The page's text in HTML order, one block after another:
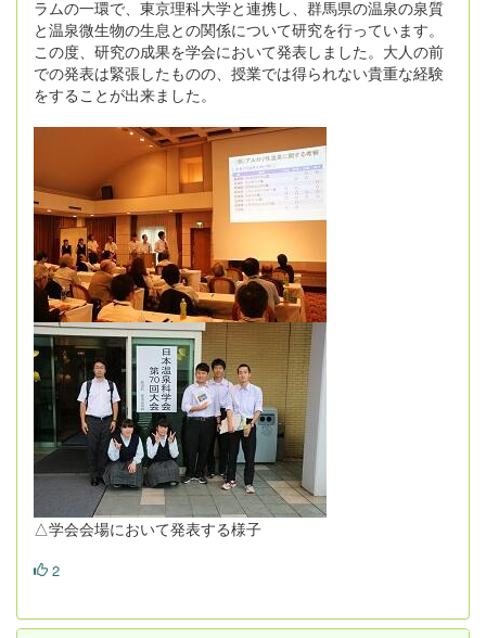
ラムの一環で、東京理科大学と連携し、群馬県の温泉の泉質
と温泉微生物の生息との関係について研究を行っています。
この度、研究の成果を学会において発表しました。大人の前
での発表は緊張したものの、授業では得られない貴重な経験
をすることが出来ました。
△学会会場において発表する様子
2